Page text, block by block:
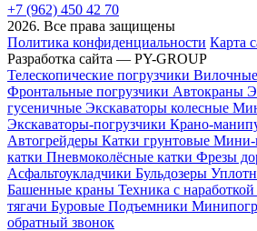
+7 (962) 450 42 70
2026. Все права защищены
Политика конфиденциальности Карта
Разработка сайта — PY-GROUP
Телескопические погрузчики
Фронтальные погрузчики Автокраны
гусеничные Экскаваторы колесные
Экскаваторы-погрузчики Крано-
Автогрейдеры Катки грунтовые Мини-
катки Пневмоколёсные катки Фрезы
Асфальтоукладчики Бульдозеры
Башенные краны Техника с наработкой
тягачи Буровые Подъемники
обратный звонок